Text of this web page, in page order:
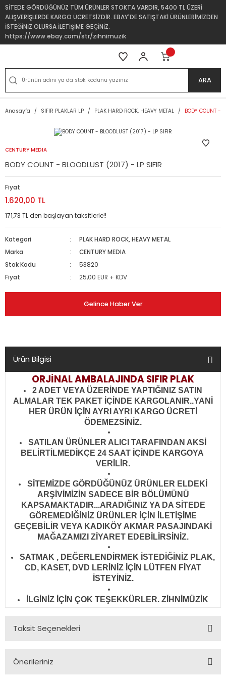
SİTEDE GÖRDÜĞÜNÜZ TÜM ÜRÜNLER STOKTA VARDIR, 5400 TL ÜZERİ
ALIŞVERİŞLERDE KARGO ÜCRETSİZDİR. EBAY'DE SATIŞTAKİ ÜRÜNLERİMİZDEN
İSTEĞİNİZ OLURSA İLETİŞİME GEÇİNİZ.
https://www.ebay.com/str/zihnimuzik
ARA
Anasayfa SIFIR PLAKLAR LP PLAK HARD ROCK, HEAVY METAL BODY COUNT -
CENTURY MEDIA
BODY COUNT - BLOODLUST (2017) - LP SIFIR
Fiyat
1.620,00 TL
171,73 TL den başlayan taksitlerle!!
Kategori
PLAK HARD ROCK, HEAVY METAL
Marka
CENTURY MEDIA
Stok Kodu
53820
Fiyat
25,00 EUR + KDV
Gelince Haber Ver
Ürün Bilgisi
ORJİNAL AMBALAJINDA SIFIR PLAK
2 ADET VEYA ÜZERİNDE YAPTIĞINIZ SATIN
ALMALAR TEK PAKET İÇİNDE KARGOLANIR..YANİ
HER ÜRÜN İÇİN AYRI AYRI KARGO ÜCRETİ
ÖDEMEZSİNİZ.
SATILAN ÜRÜNLER ALICI TARAFINDAN AKSİ
BELİRTİLMEDİKÇE 24 SAAT İÇİNDE KARGOYA
VERİLİR.
SİTEMİZDE GÖRDÜĞÜNÜZ ÜRÜNLER ELDEKİ
ARŞİVİMİZİN SADECE BİR BÖLÜMÜNÜ
KAPSAMAKTADIR...ARADIĞINIZ YA DA SİTEDE
GÖREMEDİĞİNİZ ÜRÜNLER İÇİN İLETİŞİME
GEÇEBİLİR VEYA KADIKÖY AKMAR PASAJINDAKİ
MAĞAZAMIZI ZİYARET EDEBİLİRSİNİZ.
SATMAK , DEĞERLENDİRMEK İSTEDİĞİNİZ PLAK,
CD, KASET, DVD LERİNİZ İÇİN LÜTFEN FİYAT
İSTEYİNİZ.
İLGİNİZ İÇİN ÇOK TEŞEKKÜRLER. ZİHNİMÜZİK
Taksit Seçenekleri
Önerileriniz